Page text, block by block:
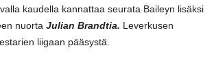
kaudella kannattaa seurata Baileyn lisäksi
nuorta Julian Brandtia. Leverkusen
liigaan pääsystä.